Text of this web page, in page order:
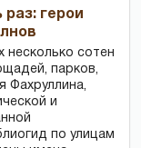
герои
несколько сотен
парков,
Фахруллина,
и
по улицам